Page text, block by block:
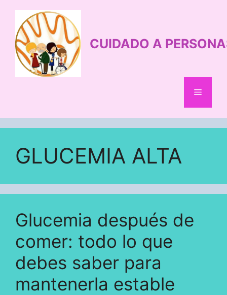
contenido
CUIDADO A
Menú
GLUCEMIA ALTA
Glucemia después de
comer: todo lo que
debes saber para
mantenerla estable